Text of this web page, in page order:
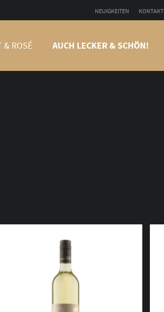
NEUIGKEITEN KONTAKT
ROSÉ AUCH LECKER & SCHÖN!